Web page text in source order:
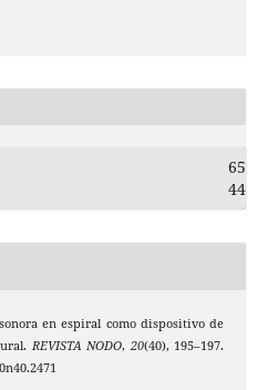
65
44
en espiral como dispositivo de
REVISTA NODO, 20(40), 195–197.